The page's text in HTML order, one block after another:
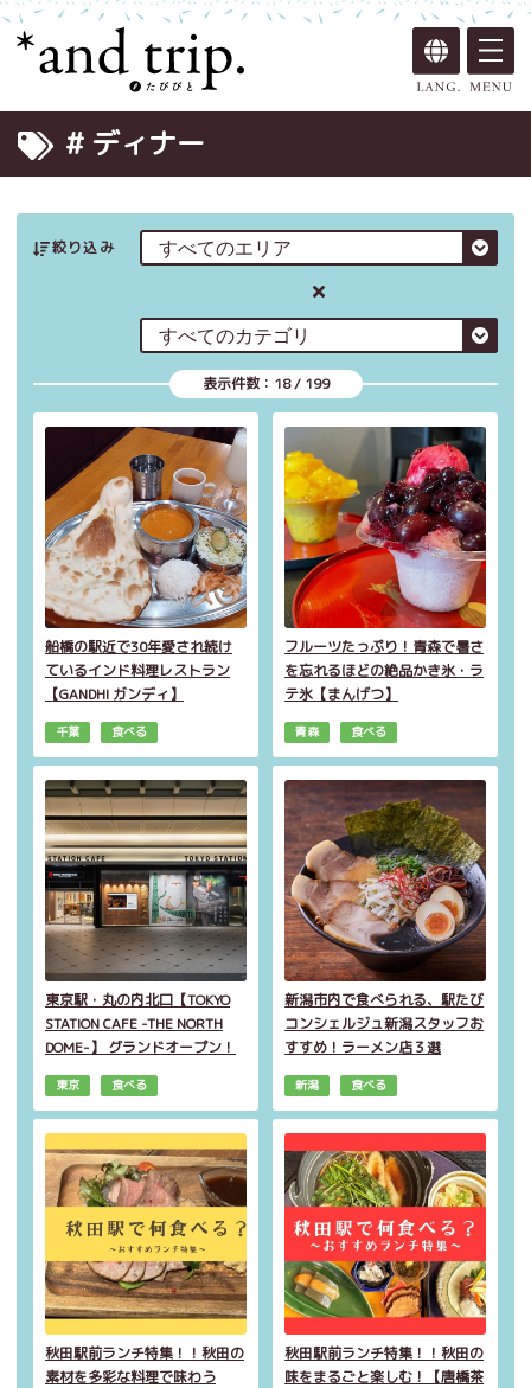
# ディナー
絞り込み
表示件数： 18/ 199
船橋の駅近で30年愛され続け
ているインド料理レストラン
【GANDHI ガンディ】
千葉 食べる
フルーツたっぷり！青森で暑さ
を忘れるほどの絶品かき氷・ラ
テ氷【まんげつ】
青森 食べる
東京駅・丸の内北口【TOKYO
STATION CAFE -THE NORTH
DOME-】 グランドオープン！
東京 食べる
新潟市内で食べられる、駅たび
コンシェルジュ新潟スタッフお
すすめ！ラーメン店３選
新潟 食べる
秋田駅前ランチ特集！！秋田の
素材を多彩な料理で味わう
秋田駅前ランチ特集！！秋田の
味をまるごと楽しむ！【唐橋茶